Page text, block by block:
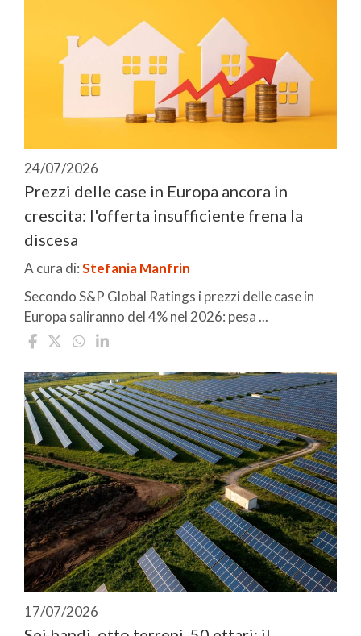
24/07/2026
Prezzi delle case in Europa ancora in
crescita: l'offerta insufficiente frena la
discesa
A cura di:Stefania Manfrin
Secondo S&P Global Ratings i prezzi delle case in
Europa saliranno del 4% nel 2026: pesa ...
17/07/2026